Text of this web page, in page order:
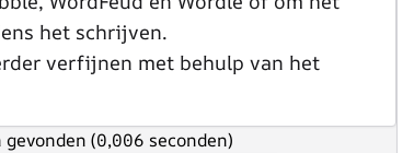
het schrijven.
verfijnen met behulp van het
(0,006 seconden)